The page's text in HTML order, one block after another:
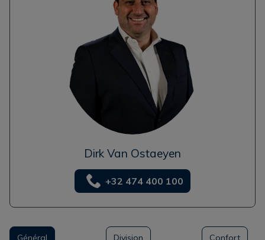
Dirk Van Ostaeyen
+32 474 400 100
Général Division Confort